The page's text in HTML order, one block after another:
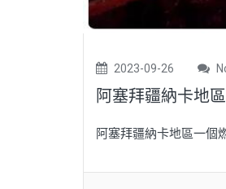
2023-09-26
阿塞拜疆納卡地
阿塞拜疆納卡地區一個